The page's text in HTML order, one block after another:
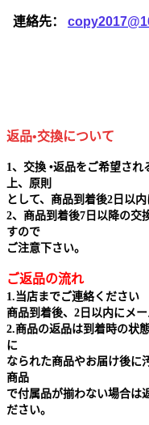
連絡先：
返品•交換について
1、交換 •返品をご希望さ
上、原則
として、商品到着後2日以
2、商品到着後7日以降の交
すので
ご注意下さい。
ご返品の流れ
1.当店までご連絡ください
商品到着後、2日以内にメ
2.商品の返品は到着時の状
に
なられた商品やお届け後に
商品
で付属品が揃わない場合は
ださい。